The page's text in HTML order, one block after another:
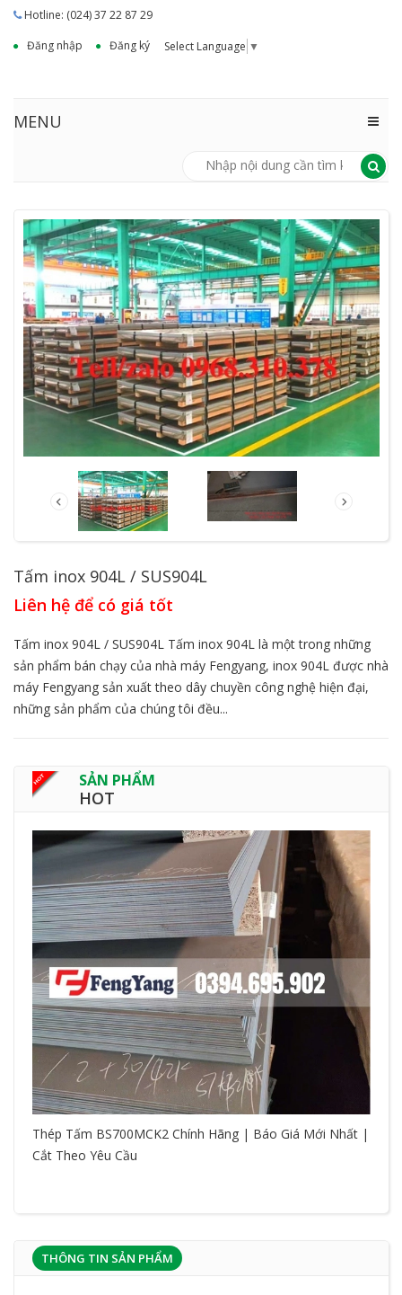
Hotline: (024) 37 22 87 29
Đăng nhập
Đăng ký Select Language ▼
MENU
Tấm inox 904L / SUS904L
Liên hệ để có giá tốt
Tấm inox 904L / SUS904L Tấm inox 904L là một trong những
sản phẩm bán chạy của nhà máy Fengyang, inox 904L được nhà
máy Fengyang sản xuất theo dây chuyền công nghệ hiện đại,
những sản phẩm của chúng tôi đều...
SẢN PHẨM
HOT
Thép Tấm BS700MCK2 Chính Hãng | Báo Giá Mới Nhất |
Cắt Theo Yêu Cầu
THÔNG TIN SẢN PHẨM